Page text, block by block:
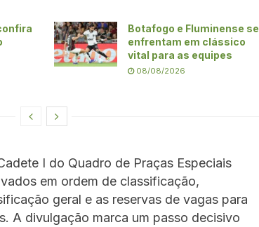
Botafogo e Fluminense se
enfrentam em clássico
vital para as equipes
08/08/2026
I do Quadro de Praças Especiais
em ordem de classificação,
geral e as reservas de vagas para
A divulgação marca um passo decisivo